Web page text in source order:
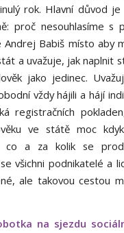
rok. Hlavní důvod je
proč nesouhlasíme s
Andrej Babiš místo aby
a uvažuje, jak naplnit
jako jedinec.
vždy hájili a hájí
registračních
ve státě moc
co a za kolik se
všichni podnikatelé a
ale takovou cestou
na sjezdu